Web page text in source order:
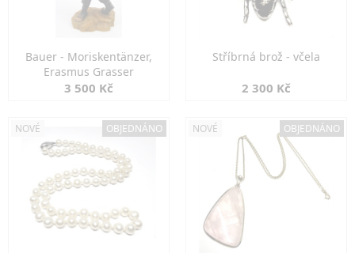
Bauer - Moriskentänzer,
Erasmus Grasser
3 500 Kč
Stříbrná brož - včela
2 300 Kč
NOVÉ OBJEDNÁNO NOVÉ OBJEDNÁNO